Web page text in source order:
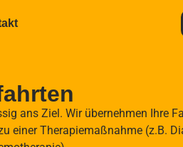
ans Ziel. Wir übernehmen Ihre
einer Therapiemaßnahme (z.B.